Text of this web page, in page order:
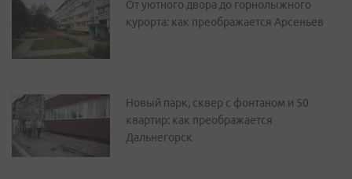
От уютного двора до горнолыжного
курорта: как преображается Арсеньев
Новый парк, сквер с фонтаном и 50
квартир: как преображается
Дальнегорск